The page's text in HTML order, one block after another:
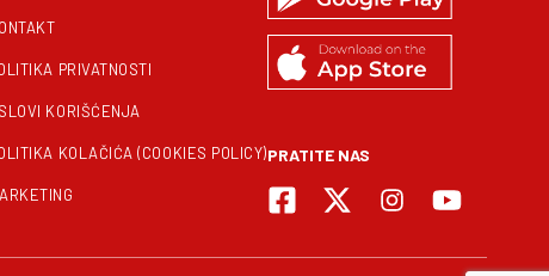
PRIVATNOSTI
KORIŠĆENJA
KOLAČIĆA (COOKIES POLICY)PRATITE NAS